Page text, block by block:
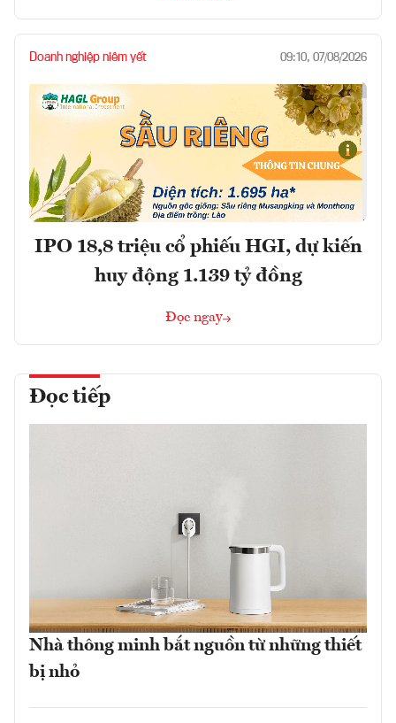
Doanh nghiệp niêm yết 09:10, 07/08/2026
IPO 18,8 triệu cổ phiếu HGI, dự kiến
huy động 1.139 tỷ đồng
Đọc ngay
Đọc tiếp
Nhà thông minh bắt nguồn từ những thiết
bị nhỏ